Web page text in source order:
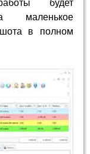
будет
маленькое
в полном